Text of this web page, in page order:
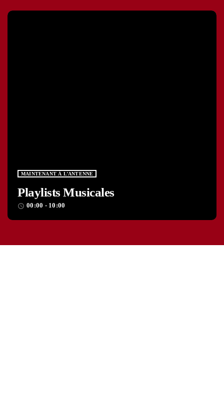
MAINTENANT À L’ANTENNE
Playlists Musicales
access_time 00:00 - 10:00